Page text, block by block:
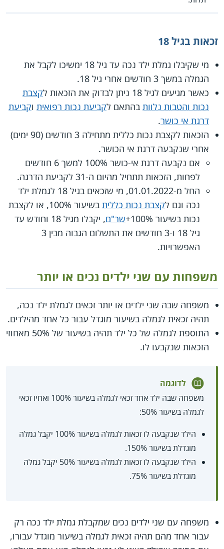
זכאות בגיל 18
מי שקיבלו גמלת ילד נכה עד גיל 18 ימשיכו לקבל את
הגמלה במשך 3 חודשים אחרי גיל 18.
כאשר מגיעים לגיל 18 ניתן לבדוק את הזכאות ל
קצבת
נכות והטבות נלוות בהתאם לקביעת נכות רפואית וקביעת
דרגת אי כושר.
הזכאות לקצבת נכות כללית מתחילה 3 חודשים (90 ימים)
אחרי שנקבעה דרגת אי הכושר.
אם נקבעה דרגת אי-כושר 100% למשך 6 חודשים
לפחות, הזכאות תתחיל מהיום ה-31 לקביעת הדרגה.
החל מ-01.01.2022, מי שזכאים בגיל 18 לגמלת ילד
נכה וגם לקצבת נכות כללית
בשיעור 100%, או לקצבת
נכות בשיעור 100%+
שר"ם
, יקבלו מגיל 18 וחודש עד
גיל 18 ו-3 חודשים את התשלום הגבוה מבין 3
האפשרויות.
משפחות עם שני ילדים נכים או יותר
משפחה שבה שני ילדים או יותר זכאים לגמלת ילד נכה,
תהיה זכאית לגמלה בשיעור מוגדל עבור כל אחד מהילדים.
התוספת לגמלה של כל ילד תהיה בשיעור של 50% מאחוזי
הזכאות שנקבעו לו.
לדוגמה
משפחה שבה ילד אחד זכאי לגמלה בשיעור 100% ואחיו זכאי
לגמלה בשיעור 50%:
הילד שנקבעה לו זכאות לגמלה בשיעור 100% יקבל גמלה
מוגדלת בשיעור 150%.
הילד שנקבעה לו זכאות לגמלה בשיעור 50% יקבל גמלה
מוגדלת בשיעור 75%.
משפחה עם שני ילדים נכים שמקבלת גמלת ילד נכה רק
עבור אחד מהם תהיה זכאית לגמלה בשיעור מוגדל עבורו,